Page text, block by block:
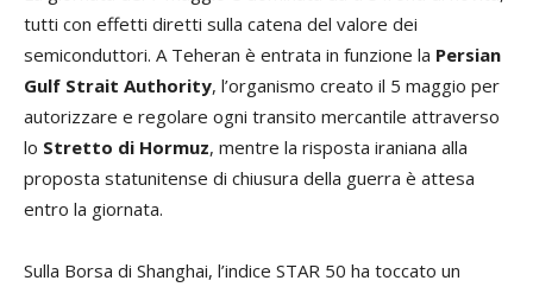
tutti con effetti diretti sulla catena del valore dei
semiconduttori. A Teheran è entrata in funzione la Persian
Gulf Strait Authority, l’organismo creato il 5 maggio per
autorizzare e regolare ogni transito mercantile attraverso
lo Stretto di Hormuz, mentre la risposta iraniana alla
proposta statunitense di chiusura della guerra è attesa
entro la giornata.
Sulla Borsa di Shanghai, l’indice STAR 50 ha toccato un